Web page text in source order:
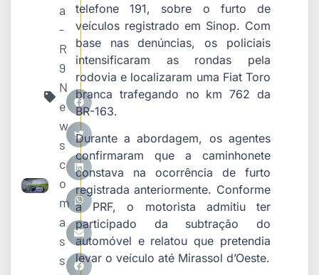
a
-
R
9
N
e
w
s
c
o
m
a
s
s
telefone 191, sobre o furto de
veículos registrado em Sinop. Com
base nas denúncias, os policiais
intensificaram as rondas pela
rodovia e localizaram uma Fiat Toro
branca trafegando no km 762 da
BR-163.
Durante a abordagem, os agentes
confirmaram que a caminhonete
constava na ocorrência de furto
registrada anteriormente. Conforme
a PRF, o motorista admitiu ter
participado da subtração do
automóvel e relatou que pretendia
levar o veículo até Mirassol d’Oeste.